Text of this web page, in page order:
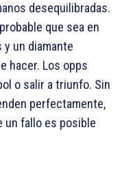
desequilibradas.
que sea en
un diamante
hacer. Los opps
o salir a triunfo. Sin
perfectamente,
un fallo es posible